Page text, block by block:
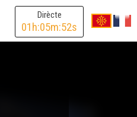
Dirècte
01h:05m:52s